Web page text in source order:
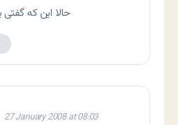
حالا این که
27 January 2008 at 08:03